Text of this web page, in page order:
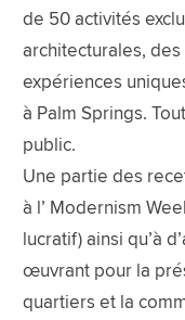
de 50 activités
architecturales,
expériences
à Palm Springs.
public.
Une partie des
à l’ Modernism
lucratif) ainsi qu’à
œuvrant pour la
quartiers et la